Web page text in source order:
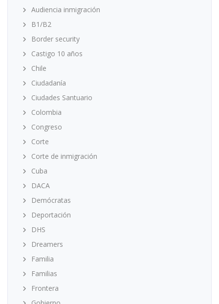
Audiencia inmigración
B1/B2
Border security
Castigo 10 años
Chile
Ciudadanía
Ciudades Santuario
Colombia
Congreso
Corte
Corte de inmigración
Cuba
DACA
Demócratas
Deportación
DHS
Dreamers
Familia
Familias
Frontera